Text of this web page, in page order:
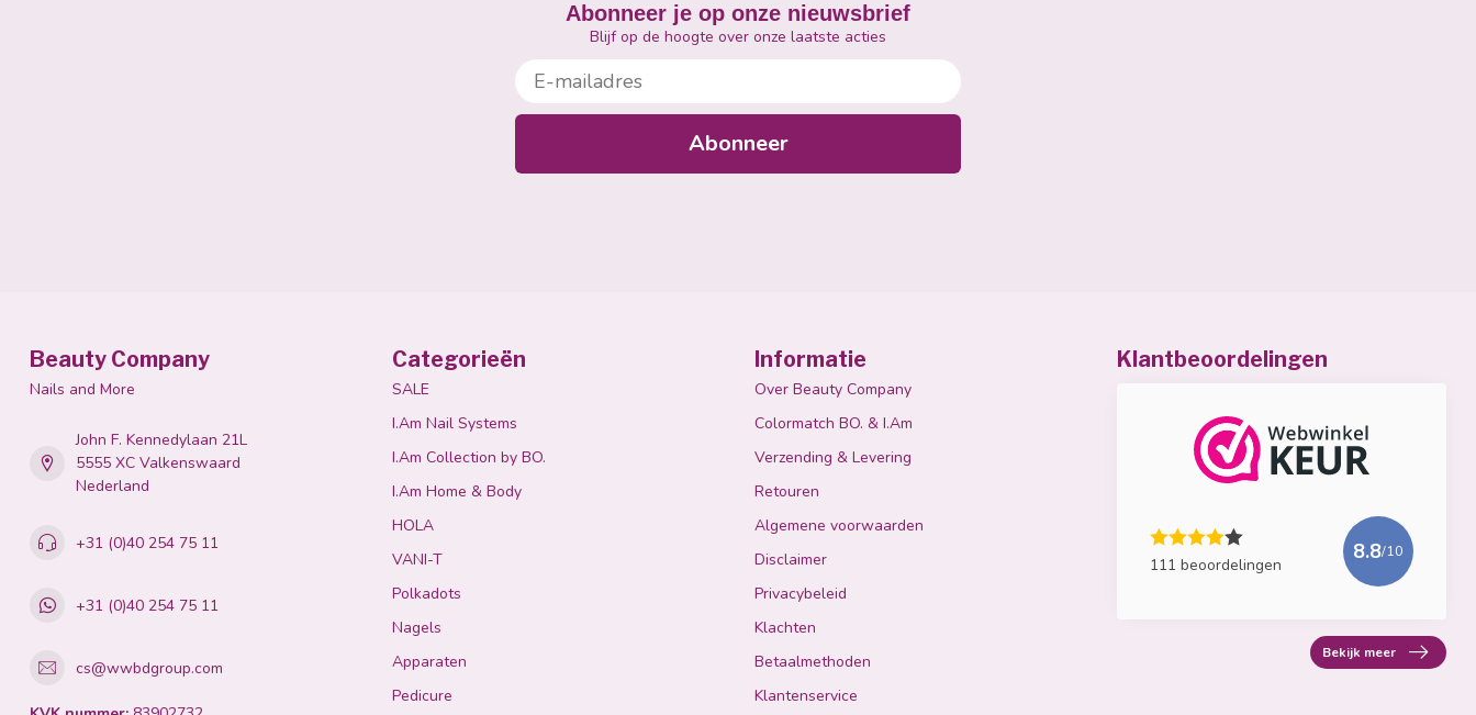
Abonneer je op onze nieuwsbrief
Blijf op de hoogte over onze laatste acties
E-mailadres
Abonneer
Beauty Company
Nails and More
John F. Kennedylaan 21L
5555 XC Valkenswaard
Nederland
+31 (0)40 254 75 11
+31 (0)40 254 75 11
cs@wwbdgroup.com
Categorieën
SALE
I.Am Nail Systems
I.Am Collection by BO.
I.Am Home & Body
HOLA
VANI-T
Polkadots
Nagels
Apparaten
Pedicure
Informatie
Over Beauty Company
Colormatch BO. & I.Am
Verzending & Levering
Retouren
Algemene voorwaarden
Disclaimer
Privacybeleid
Klachten
Betaalmethoden
Klantenservice
Klantbeoordelingen
111 beoordelingen
8.8/10
Bekijk meer